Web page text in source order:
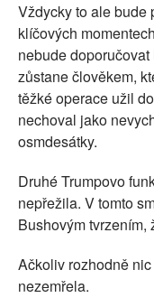
Vždycky to ale bude
klíčových
nebude
zůstane člověkem,
těžké operace užil
nechoval jako
osmdesátky.
Druhé Trumpovo
nepřežila. V tomto
Bushovým tvrzením,
Ačkoliv rozhodně
nezemřela.